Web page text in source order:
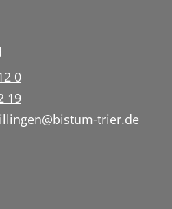
0
19
trier.de
Instragram
auf Facebook